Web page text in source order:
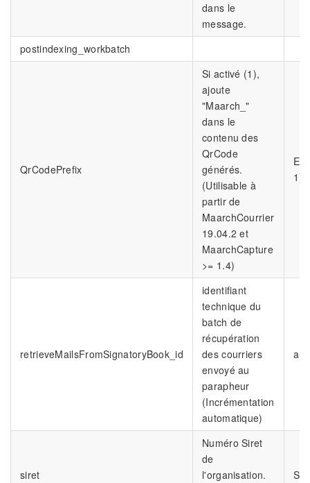
dans le
message.
postindexing_workbatch
QrCodePrefix
Si activé (1),
ajoute
"Maarch_"
dans le
contenu des
QrCode
générés.
(Utilisable à
partir de
MaarchCourrier
19.04.2 et
MaarchCapture
>= 1.4)
1)
retrieveMailsFromSignatoryBook_id
identifiant
technique du
batch de
récupération
des courriers
envoyé au
parapheur
(Incrémentation
automatique)
siret
Numéro Siret
de
l'organisation.